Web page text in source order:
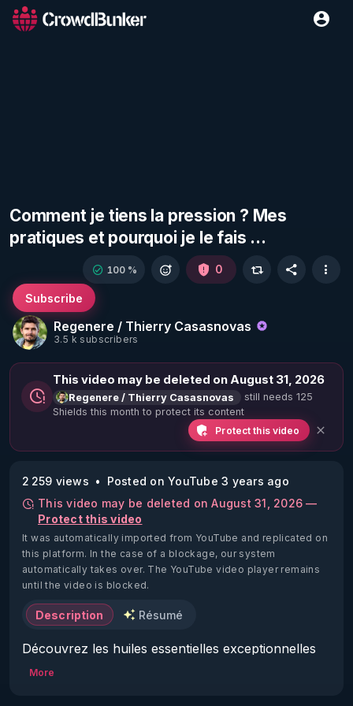
Comment je tiens la pression ? Mes
pratiques et pourquoi je le fais ...
Regenere / Thierry Casasnovas
3.5 k subscribers
Subscribe
100 % 0
This video may be deleted on August 31, 2026
Regenere / Thierry Casasnovas
still needs 125
Shields this month to protect its content
Protect this video
2 259 views
Posted on YouTube 3 years ago
This video may be deleted on August 31, 2026 —
Protect this video
It was automatically imported from YouTube and replicated on
this platform. In the case of a blockage, our system
automatically takes over. The YouTube video player remains
until the video is blocked.
Description Résumé
Découvrez les huiles essentielles exceptionnelles
de Nelly Grosjean  et profitez de 15% de réduction
More